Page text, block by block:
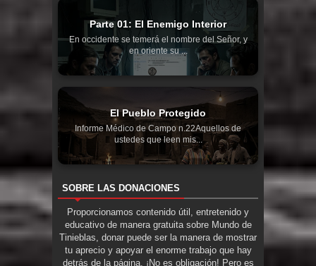
Parte 01: El Enemigo Interior
En occidente se temerá el nombre del Señor, y
en oriente su ...
El Pueblo Protegido
Informe Médico de Campo n.22Aquellos de
ustedes que leen mis...
SOBRE LAS DONACIONES
Proporcionamos contenido útil, entretenido y
educativo de manera gratuita sobre Mundo de
Tinieblas, donar puede ser la manera de mostrar
tu aprecio y apoyar el enorme trabajo que hay
detrás de la página. ¡No es obligación! Pero es